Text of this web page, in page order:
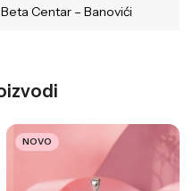
Beta Centar – Banovići
NOVO